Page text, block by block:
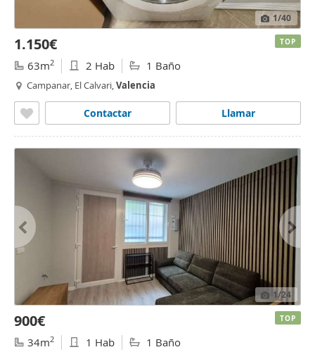
1/40
1.150€
63m2 2 Hab 1 Baño
Campanar, El Calvari,Valencia
Llamar
Contactar
TOP
1/24
900€
34m2 1 Hab 1 Baño
TOP